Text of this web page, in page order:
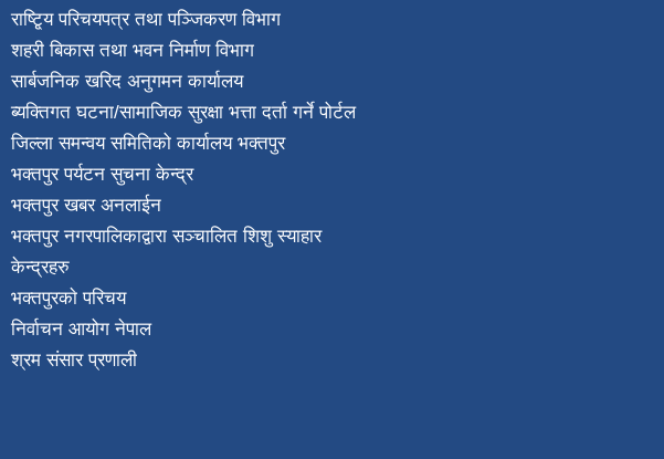
राष्टि्ृय परिचयपत्र तथा पञ्जिकरण विभाग
शहरी बिकास तथा भवन निर्माण विभाग
सार्बजनिक खरिद अनुगमन कार्यालय
ब्यक्तिगत घटना/सामाजिक सुरक्षा भत्ता दर्ता गर्ने पोर्टल
जिल्ला समन्वय समितिको कार्यालय भक्तपुर
भक्तपुर पर्यटन सुचना केन्द्र
भक्तपुर खबर अनलाईन
भक्तपुर नगरपालिकाद्वारा सञ्चालित शिशु स्याहार
केन्द्रहरु
भक्तपुरकाे परिचय
निर्वाचन आयोग नेपाल
श्रम संसार प्रणाली